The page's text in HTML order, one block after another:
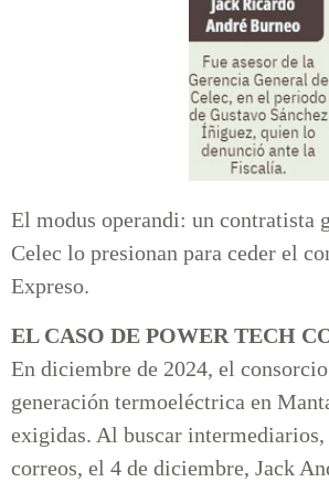
El modus operandi: un contratista
Celec lo presionan para ceder el
Expreso.
EL CASO DE POWER TECH
En diciembre de 2024, el
generación termoeléctrica en
exigidas. Al buscar
correos, el 4 de diciembre, Jack